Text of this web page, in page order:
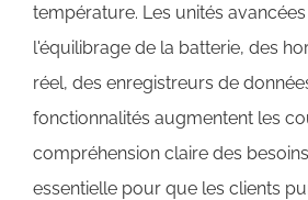
température. Les unités
l'équilibrage de la batterie, des
réel, des enregistreurs de
fonctionnalités augmentent les
compréhension claire des
essentielle pour que les clients